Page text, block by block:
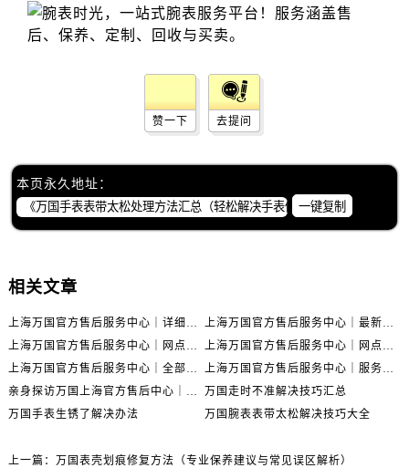
赞一下 去提问
本页永久地址：
一键复制
相关文章
万国走时不准解决技巧汇总
万国手表生锈了解决办法
万国腕表表带太松解决技巧大全
上一篇： 万国表壳划痕修复方法（专业保养建议与常见误区解析）